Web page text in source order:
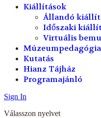
Kiállítások
Állandó
Időszaki
Virtuális
Múzeumpedagógia
Kutatás
Hianz Tájház
Programajánló
Sign In
Válasszon nyelvet